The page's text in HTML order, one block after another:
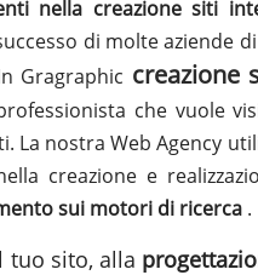
nella creazione siti
di molte aziende
Gragraphic creazione
che vuole
La nostra Web Agency
creazione e
sui motori di ricerca .
tuo sito, alla